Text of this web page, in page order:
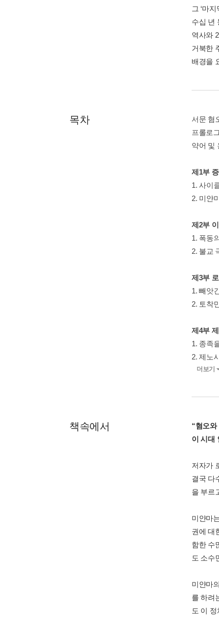
그 ‘마
수십 년
역사와
거북한
배경을
목차
서문 혐
프롤로
약어 및
제1부
1. 사이
2. 미얀
제2부
1. 폭동
2. 불교
제3부
1. 빼앗
2. 토착
제4부
1. 종족
2. 제노
더보기
책속에서
“혐오
이 시대
저자가
결국 다
을 부르
미얀마
권에 대
함한 수
도 소수
미얀마
를 하려
도 이